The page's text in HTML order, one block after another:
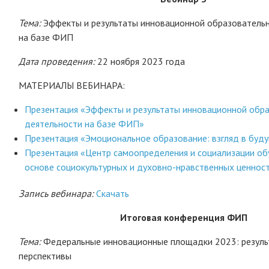
Тема:Эффекты и результаты инновационной
на базе ФИП
Дата проведения:22 ноября 2023 года
МАТЕРИАЛЫ ВЕБИНАРА:
Презентация «Эффекты и результаты инновационной
деятельности на базе ФИП»
Презентация «Эмоциональное образование: взгляд в
Презентация «Центр самоопределения и социализации
основе социокультурных и духовно-нравственных
Запись вебинара: Скачать
Итоговая конференция ФИП
Тема:Федеральные инновационные площадки 2023:
перспективы